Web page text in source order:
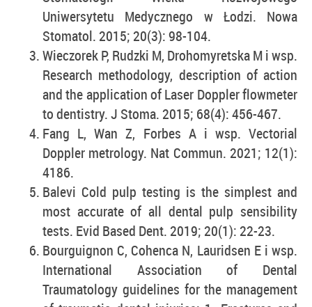
Uniwersytetu Medycznego w Łodzi. Nowa
Stomatol. 2015; 20(3): 98-104.
Wieczorek P, Rudzki M, Drohomyretska M i wsp.
Research methodology, description of action
and the application of Laser Doppler flowmeter
to dentistry. J Stoma. 2015; 68(4): 456-467.
Fang L, Wan Z, Forbes A i wsp. Vectorial
Doppler metrology. Nat Commun. 2021; 12(1):
4186.
Balevi Cold pulp testing is the simplest and
most accurate of all dental pulp sensibility
tests. Evid Based Dent. 2019; 20(1): 22-23.
Bourguignon C, Cohenca N, Lauridsen E i wsp.
International Association of Dental
Traumatology guidelines for the management